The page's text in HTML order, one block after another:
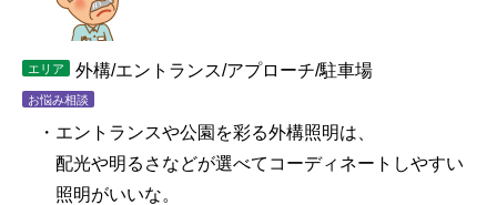
エリア 外構/エントランス/アプローチ/駐車場
お悩み相談
・エントランスや公園を彩る外構照明は、
配光や明るさなどが選べてコーディネートしやすい
照明がいいな。